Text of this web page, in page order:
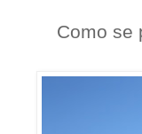
Como se